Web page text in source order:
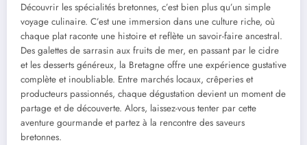
Découvrir les spécialités bretonnes, c’est bien plus qu’un simple
voyage culinaire. C’est une immersion dans une culture riche, où
chaque plat raconte une histoire et reflète un savoir-faire ancestral.
Des galettes de sarrasin aux fruits de mer, en passant par le cidre
et les desserts généreux, la Bretagne offre une expérience gustative
complète et inoubliable. Entre marchés locaux, crêperies et
producteurs passionnés, chaque dégustation devient un moment de
partage et de découverte. Alors, laissez-vous tenter par cette
aventure gourmande et partez à la rencontre des saveurs
bretonnes.